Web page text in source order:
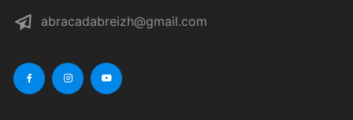
abracadabreizh@gmail.com